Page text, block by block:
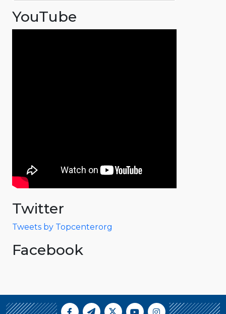
YouTube
Twitter
Tweets by Topcenterorg
Facebook